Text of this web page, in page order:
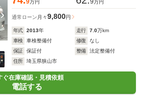
9万円 9万円
通常ローン 月々9,800円
年式 2013年 走行 7.0万km
車検
車検整備付 修復
なし
保証
保証付 整備
法定整備付
住所
埼玉県狭山市
ぐ在庫確認・見積依頼
電話する